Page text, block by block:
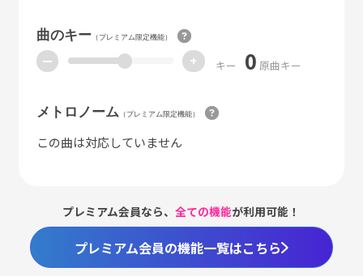
曲のキー（プレミアム限定機能）
ー + キー 0 原曲キー
メトロノーム （プレミアム限定機能）
この曲は対応していません
プレミアム会員なら、全ての機能が利用可能！
プレミアム会員の機能一覧はこちら